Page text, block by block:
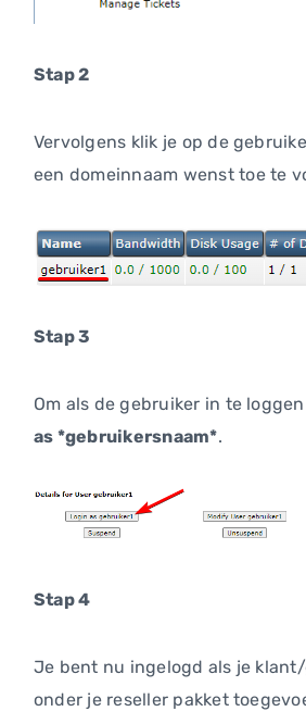
Stap 2
Vervolgens klik je op de
een domeinnaam wenst toe te
Stap 3
Om als de gebruiker in te
as *gebruikersnaam*.
Stap 4
Je bent nu ingelogd als je
onder je reseller pakket